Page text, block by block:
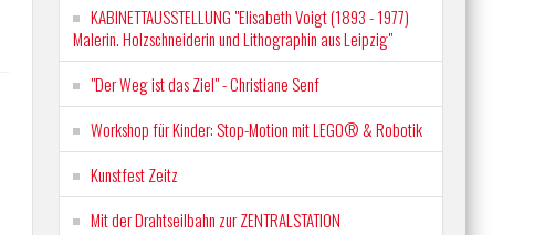
KABINETTAUSSTELLUNG "Elisabeth Voigt (1893 - 1977)
Malerin. Holzschneiderin und Lithographin aus Leipzig"
"Der Weg ist das Ziel" - Christiane Senf
Workshop für Kinder: Stop-Motion mit LEGO® & Robotik
Kunstfest Zeitz
Mit der Drahtseilbahn zur ZENTRALSTATION